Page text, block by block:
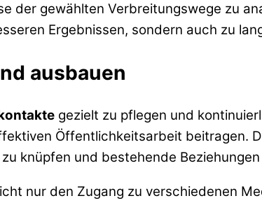
der gewählten Verbreitungswege zu
Ergebnissen, sondern auch zu
ausbauen
gezielt zu pflegen und
Öffentlichkeitsarbeit beitragen.
knüpfen und bestehende
nur den Zugang zu verschiedenen